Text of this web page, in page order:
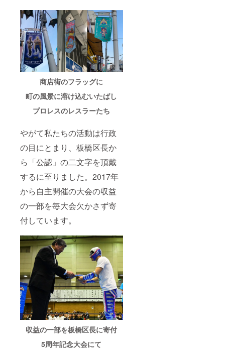
商店街のフラッグに
町の風景に溶け込むいたばし
プロレスのレスラーたち
やがて私たちの活動は行政
の目にとまり、板橋区長か
ら「公認」の二文字を頂戴
するに至りました。2017年
から自主開催の大会の収益
の一部を毎大会欠かさず寄
付しています。
収益の一部を板橋区長に寄付
5周年記念大会にて